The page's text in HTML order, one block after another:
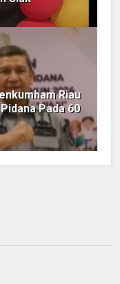
Riau
Pada 60